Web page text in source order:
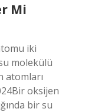
Mi
iki
molekülü
atomları
oksijen
bir su